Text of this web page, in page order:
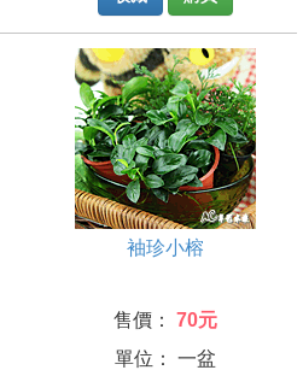
袖珍小榕
售價：
70元
單位： 一盆